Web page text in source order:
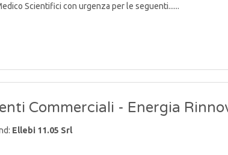
Scientifici con urgenza per le seguenti......
Commerciali - Energia
Ellebi 11.05 Srl